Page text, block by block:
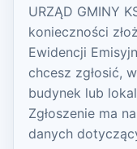
URZĄD GMINY
konieczności
Ewidencji
chcesz zgłosić,
budynek lub
Zgłoszenie ma
danych